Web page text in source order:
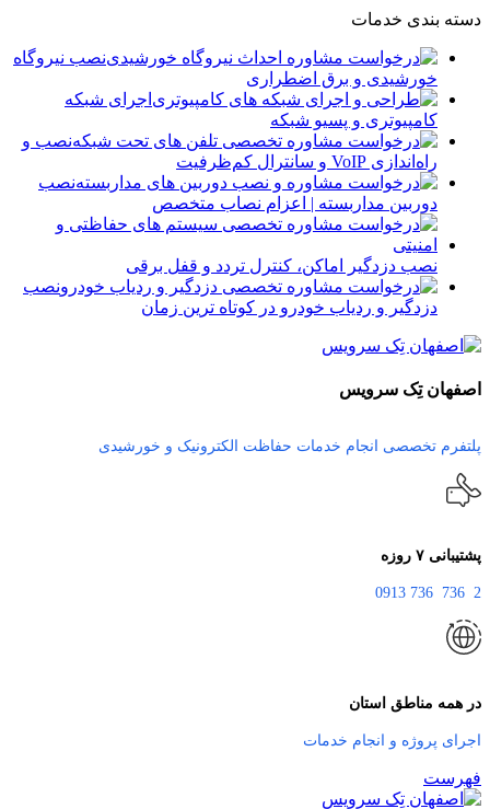
دسته بندی خدمات
نصب نیروگاه
خورشیدی و برق اضطراری
اجرای شبکه
کامپیوتری و پسیو شبکه
نصب و
راه‌اندازی VoIP و سانترال کم‌ظرفیت
نصب
دوربین مداربسته | اعزام نصاب متخصص
نصب دزدگیر اماکن، کنترل تردد و قفل برقی
نصب
دزدگیر و ردیاب خودرو در کوتاه ترین زمان
اصفهان تِک سرویس
پلتفرم تخصصی انجام خدمات حفاظت الکترونیک و خورشیدی
پشتیبانی ۷ روزه
2 736 736 0913
در همه مناطق استان
اجرای پروژه و انجام خدمات
فهرست